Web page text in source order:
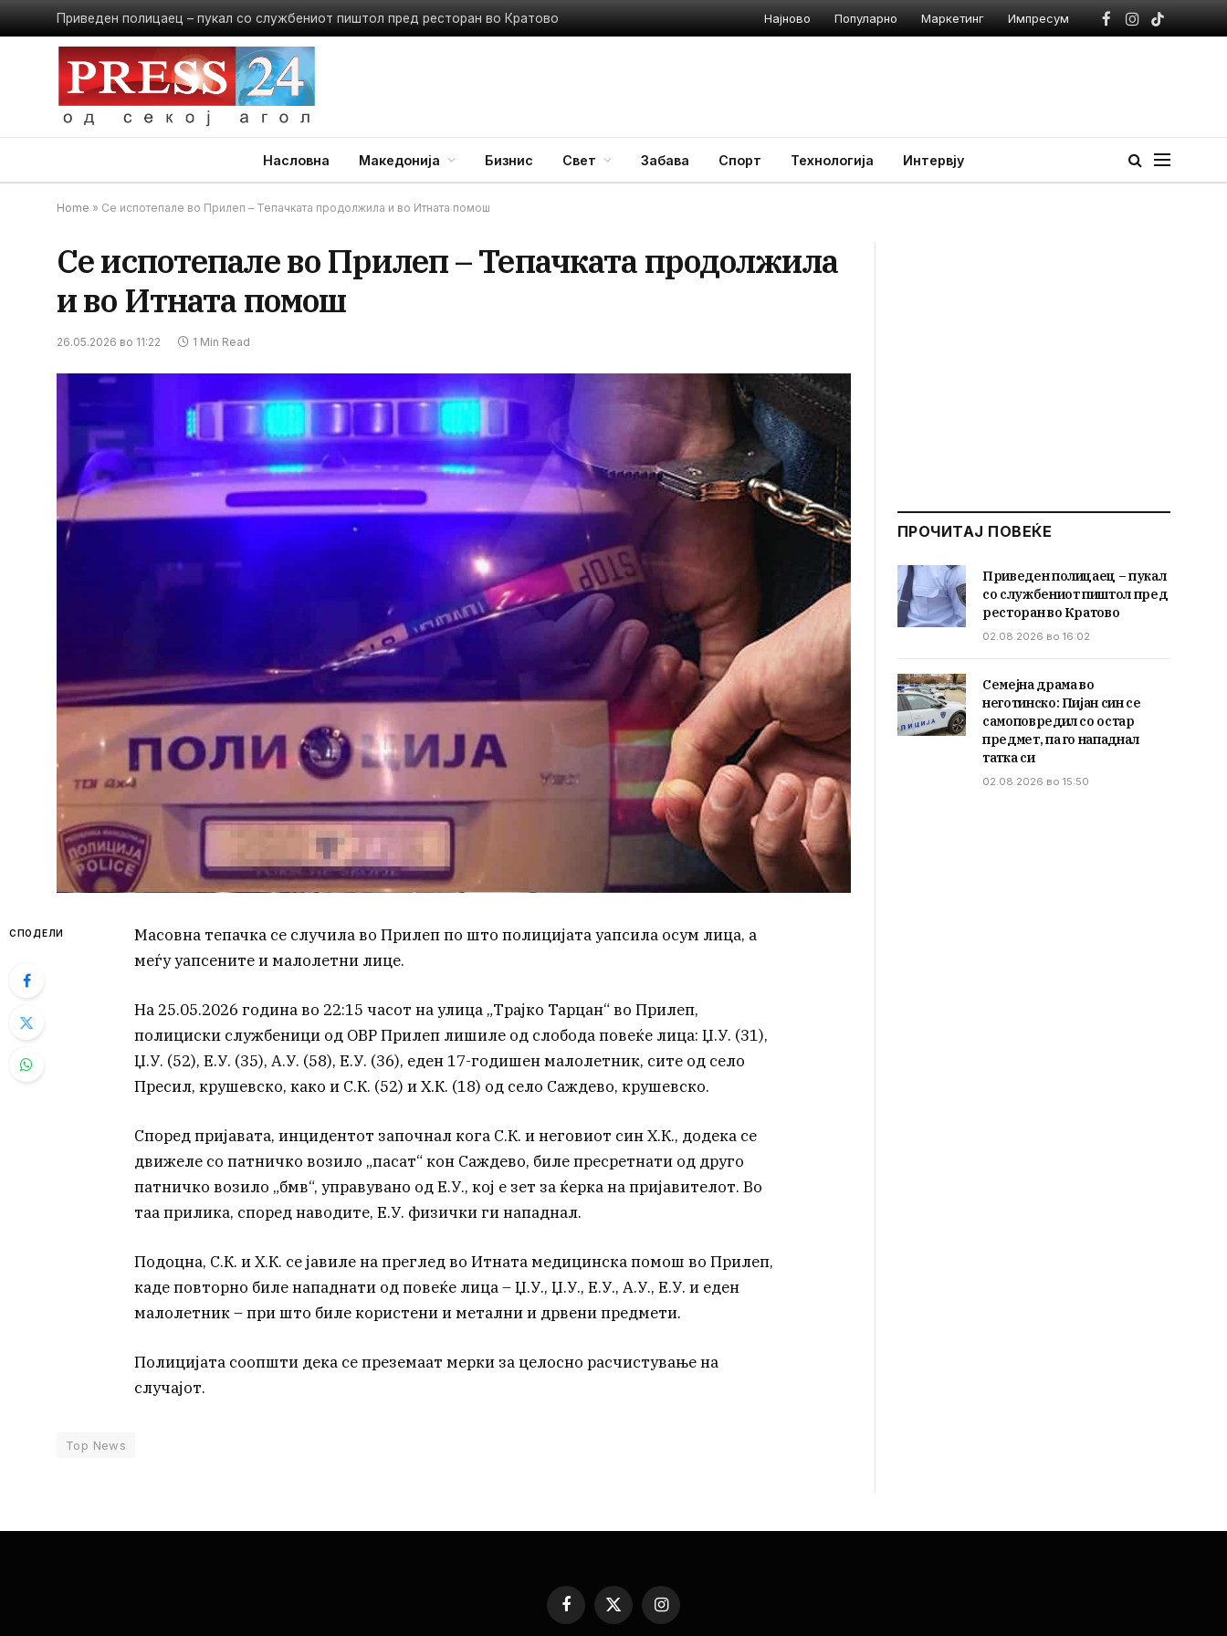
Приведен полицаец – пукал со службениот пиштол пред ресторан во Кратово Најново Популарно Маркетинг Импресум
Facebook
Instagram
TikTok
Насловна Македонија Бизнис Свет Забава Спорт Технологија Интервју
Home » Се испотепале во Прилеп – Тепачката продолжила и во Итната помош
Се испотепале во Прилеп – Тепачката продолжила
и во Итната помош
26.05.2026 во 11:22 1 Min Read
СПОДЕЛИ
Масовна тепачка се случила во Прилеп по што полицијата уапсила осум лица, а
меѓу уапсените и малолетни лице.
На 25.05.2026 година во 22:15 часот на улица „Трајко Тарцан“ во Прилеп,
полициски службеници од ОВР Прилеп лишиле од слобода повеќе лица: Џ.У. (31),
Џ.У. (52), Е.У. (35), А.У. (58), Е.У. (36), еден 17-годишен малолетник, сите од село
Пресил, крушевско, како и С.К. (52) и Х.К. (18) од село Саждево, крушевско.
Според пријавата, инцидентот започнал кога С.К. и неговиот син Х.К., додека се
движеле со патничко возило „пасат“ кон Саждево, биле пресретнати од друго
патничко возило „бмв“, управувано од Е.У., кој е зет за ќерка на пријавителот. Во
таа прилика, според наводите, Е.У. физички ги нападнал.
Подоцна, С.К. и Х.К. се јавиле на преглед во Итната медицинска помош во Прилеп,
каде повторно биле нападнати од повеќе лица – Џ.У., Џ.У., Е.У., А.У., Е.У. и еден
малолетник – при што биле користени и метални и дрвени предмети.
Полицијата соопшти дека се преземаат мерки за целосно расчистување на
случајот.
Top News
ПРОЧИТАЈ ПОВЕЌЕ
Приведен полицаец – пукал
со службениот пиштол пред
ресторан во Кратово
02.08.2026 во 16:02
Семејна драма во
неготинско: Пијан син се
самоповредил со остар
предмет, па го нападнал
татка си
02.08.2026 во 15:50
Facebook
X
Instagram